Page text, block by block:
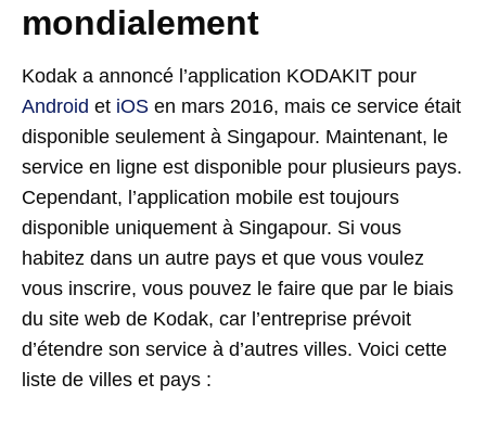
mondialement
Kodak a annoncé l’application KODAKIT pour
Android et iOS en mars 2016, mais ce service était
disponible seulement à Singapour. Maintenant, le
service en ligne est disponible pour plusieurs pays.
Cependant, l’application mobile est toujours
disponible uniquement à Singapour. Si vous
habitez dans un autre pays et que vous voulez
vous inscrire, vous pouvez le faire que par le biais
du site web de Kodak, car l’entreprise prévoit
d’étendre son service à d’autres villes. Voici cette
liste de villes et pays :